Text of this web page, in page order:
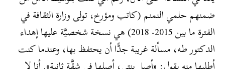
ضمنهم حلمي النمنم (كاتب ومؤرخ، تولى وزارة الثقافة في
الفترة ما بين 2015- 2018) هي نسخة شخصيَّة عليها إهداء
الدكتور طه، مسألة غريبة جدًّا أن يحتفظ بها، وعندما كنت